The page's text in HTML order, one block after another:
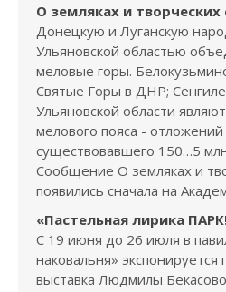
О земляках и творческих
Донецкую и Луганскую
Ульяновской областью
меловые горы.
Святые Горы в ДНР;
Ульяновской области
мелового пояса -
существовавшего 150…5
Сообщение О земляках и
появились сначала на
«Пастельная лирика
С 19 июня до 26 июля в
наковальня» экспонируется
выставка Людмилы